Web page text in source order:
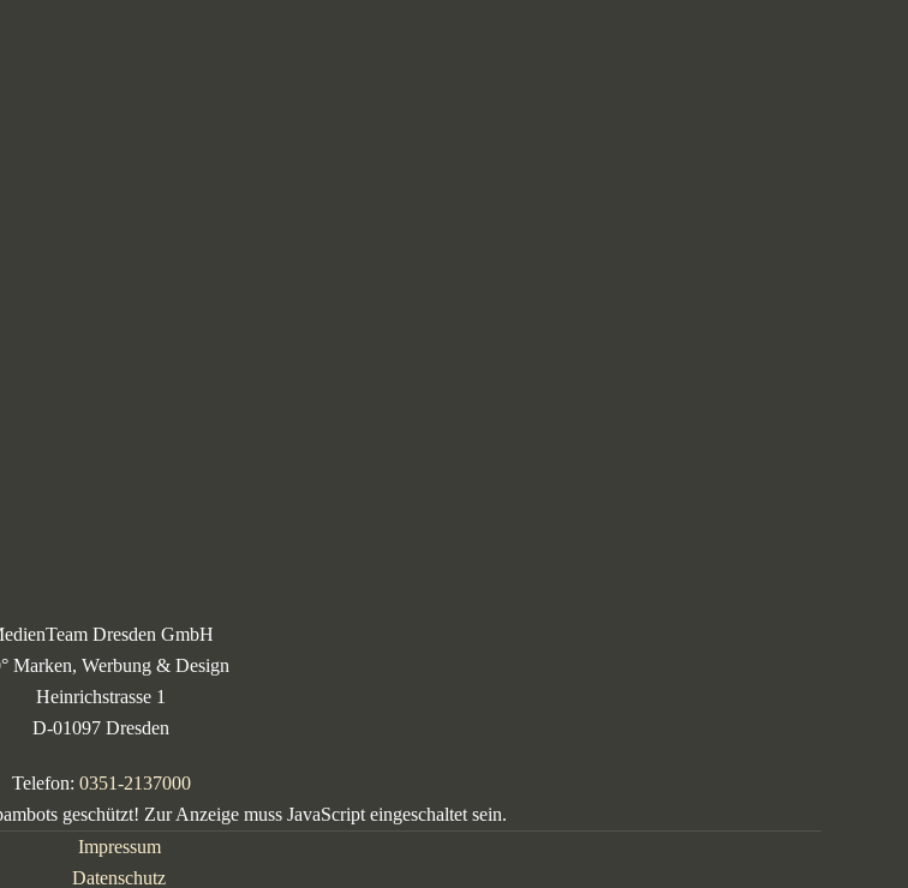
Dresden GmbH
Marken, Werbung & Design
Heinrichstrasse 1
D-01097 Dresden
Telefon: 0351-2137000
geschützt! Zur Anzeige muss JavaScript eingeschaltet sein.
Impressum
Datenschutz